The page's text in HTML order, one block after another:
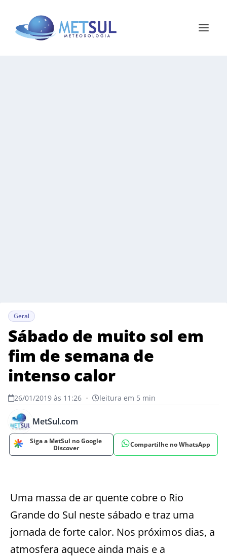
Geral
Sábado de muito sol em
fim de semana de
intenso calor
26/01/2019 às 11:26 • leitura em 5 min
MetSul.com
Siga a MetSul no Google
Discover
Compartilhe no WhatsApp
Uma massa de ar quente cobre o Rio
Grande do Sul neste sábado e traz uma
jornada de forte calor. Nos próximos dias, a
atmosfera aquece ainda mais e a